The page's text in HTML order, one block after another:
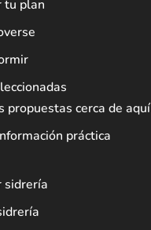
tu plan
propuestas cerca de aquí
práctica
sidrería